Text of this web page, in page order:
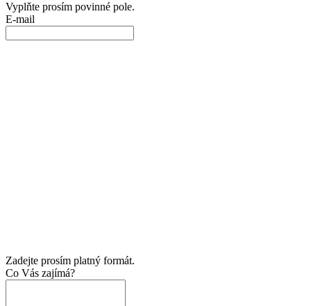
Vyplňte prosím povinné pole.
E-mail
Zadejte prosím platný formát.
Co Vás zajímá?